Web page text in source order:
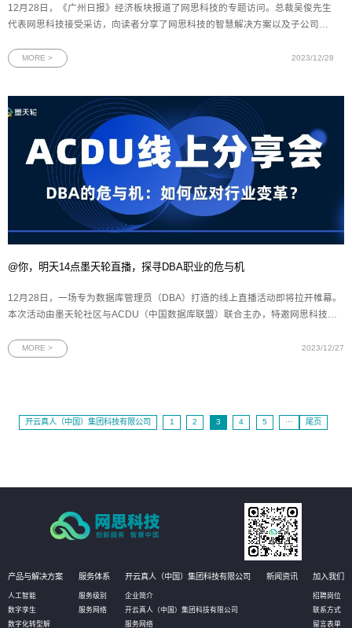
12月28日，《广州日报》经济板块报道了网思科技的专题访问。总裁吴俊先生
代表网思科技接受采访，向读者分享了网思科技的智慧解决方案以及子公司星
“广州市第二批隐形冠军企业”——网思科技：为广州地区的数字化产业添砖加
MORE > 2023/12/28
@你，明天14点墨天轮直播，探寻DBA职业的危与机
12月28日，一场专为数据库管理员（DBA）打造的线上直播活动即将拉开帷幕。
本次活动由墨天轮社区与ACDU（中国数据库联盟）联合主办，特邀网思科技
与职责正经历深刻的变革。本次活动旨在为DBA们提供一个交流与学习的平台，
MORE > 2023/12/27
开云真人（中国）集团科技有限公司 1 2 3 4 5 ··· 尾页
产品与解决方案
人工智能
数字孪生
数字化转型解
服务体系
服务级别
服务网络
开云真人（中国）集团科技有限公司
企业简介
开云真人（中国）集团科技有限公司
服务网络
新闻资讯 加入我们
招聘岗位
联系方式
留言表单